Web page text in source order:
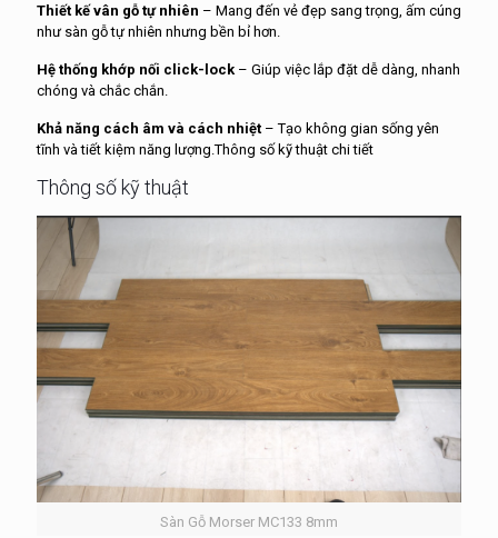
Thiết kế vân gỗ tự nhiên – Mang đến vẻ đẹp sang trọng, ấm cúng
như sàn gỗ tự nhiên nhưng bền bỉ hơn.
Hệ thống khớp nối click-lock– Giúp việc lắp đặt dễ dàng, nhanh
chóng và chắc chắn.
Khả năng cách âm và cách nhiệt – Tạo không gian sống yên
tĩnh và tiết kiệm năng lượng.Thông số kỹ thuật chi tiết
Thông số kỹ thuật
Sàn Gỗ Morser MC133 8mm